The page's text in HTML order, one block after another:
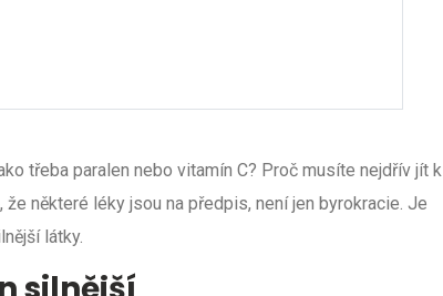
třeba paralen nebo vitamín C? Proč musíte nejdřív jít k
některé léky jsou na předpis, není jen byrokracie. Je
látky.